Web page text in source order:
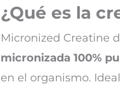
¿Qué es la
Micronized Creatine
micronizada 100%
en el organismo.